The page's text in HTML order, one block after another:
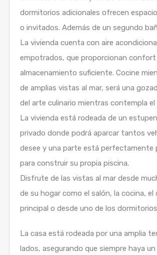
dormitorios adicionales ofrecen
o invitados. Además de un segundo
La vivienda cuenta con aire
empotrados, que proporcionan
almacenamiento suficiente. Cocine
de amplias vistas al mar, será una
del arte culinario mientras contempla el
La vivienda está rodeada de un
privado donde podrá aparcar tantos
desee y una parte está perfectamente
para construir su propia piscina.
Disfrute de las vistas al mar desde
de su hogar como el salón, la cocina, el
principal o desde uno de los
La casa está rodeada por una amplia
lados, asegurando que siempre haya